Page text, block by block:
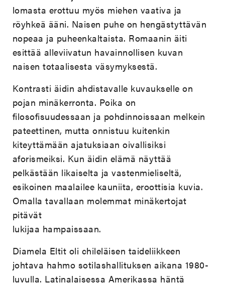
lomasta erottuu myös miehen vaativa ja
röyhkeä ääni. Naisen puhe on hengästyttävän
nopeaa ja puheenkaltaista. Romaanin äiti
esittää alleviivatun havainnollisen kuvan
naisen totaalisesta väsymyksestä.
Kontrasti äidin ahdistavalle kuvaukselle on
pojan minäkerronta. Poika on
filosofisuudessaan ja pohdinnoissaan melkein
pateettinen, mutta onnistuu kuitenkin
kiteyttämään ajatuksiaan oivallisiksi
aforismeiksi. Kun äidin elämä näyttää
pelkästään likaiselta ja vastenmieliseltä,
esikoinen maalailee kauniita, eroottisia kuvia.
Omalla tavallaan molemmat minäkertojat
pitävät
lukijaa hampaissaan.
Diamela Eltit oli chileläisen taideliikkeen
johtava hahmo sotilashallituksen aikana 1980-
luvulla. Latinalaisessa Amerikassa häntä